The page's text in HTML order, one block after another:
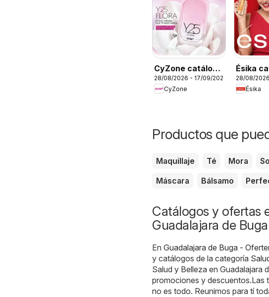
CyZone catálogo
C13
28/08/2026 - 17/09/2026
CyZone
Ésika
C13
28/08/
Ésika
Productos que
Maquillaje Té Mora
Máscara
Bálsamo
Catálogos y ofertas
Guadalajara de Buga
En Guadalajara de Buga -
y catálogos de la categoría
Salud y Belleza en Guadalajara
promociones y descuentos.Las
no es todo. Reunimos para tí